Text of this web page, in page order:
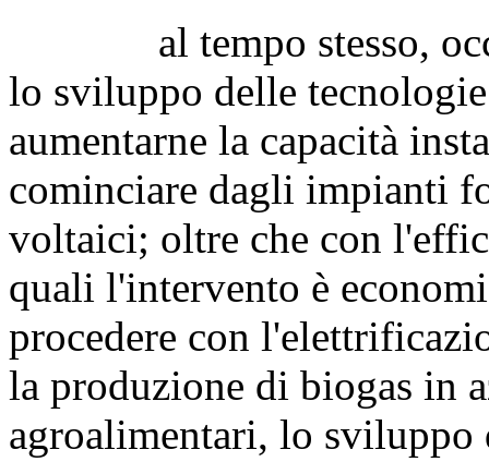
al tempo stesso,
lo sviluppo delle
aumentarne la capacità
cominciare dagli impianti
voltaici; oltre che con
quali l'intervento è
procedere con
la produzione di biogas in
agroalimentari, lo sviluppo